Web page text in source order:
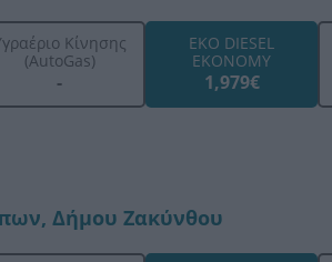
Κίνησης
(AutoGas)
-
EKO DIESEL
EKONOMY
1,979€
Δήμου Ζακύνθου